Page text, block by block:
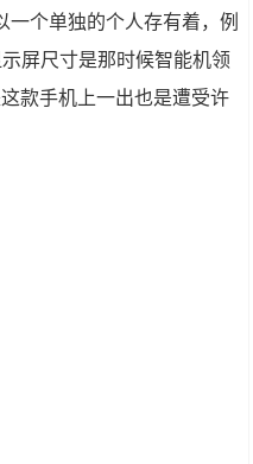
一个单独的个人存有着，例
屏尺寸是那时候智能机领
款手机上一出也是遭受许